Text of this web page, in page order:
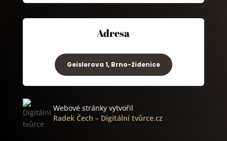
Adresa
Geislerova 1, Brno-židenice
Webové stránky vytvořil
Radek Čech – Digitální tvůrce.cz